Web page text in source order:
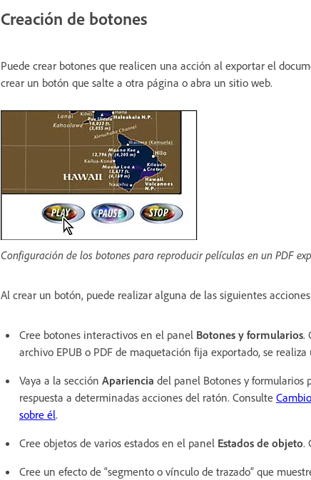
Creación de botones
Puede crear botones que realicen una acción al exportar el
crear un botón que salte a otra página o abra un sitio web.
Configuración de los botones para reproducir películas en un PDF
Al crear un botón, puede realizar alguna de las siguientes
Cree botones interactivos en el panel Botones y formularios.
archivo EPUB o PDF de maquetación fija exportado, se
Vaya a la sección Apariencia del panel Botones y formularios
respuesta a determinadas acciones del ratón. Consulte
sobre él.
Cree objetos de varios estados en el panel Estados de objeto.
Cree un efecto de “segmento o vínculo de trazado” que